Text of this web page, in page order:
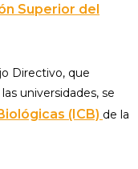
Superior del
Directivo, que
universidades, se
(ICB) de la